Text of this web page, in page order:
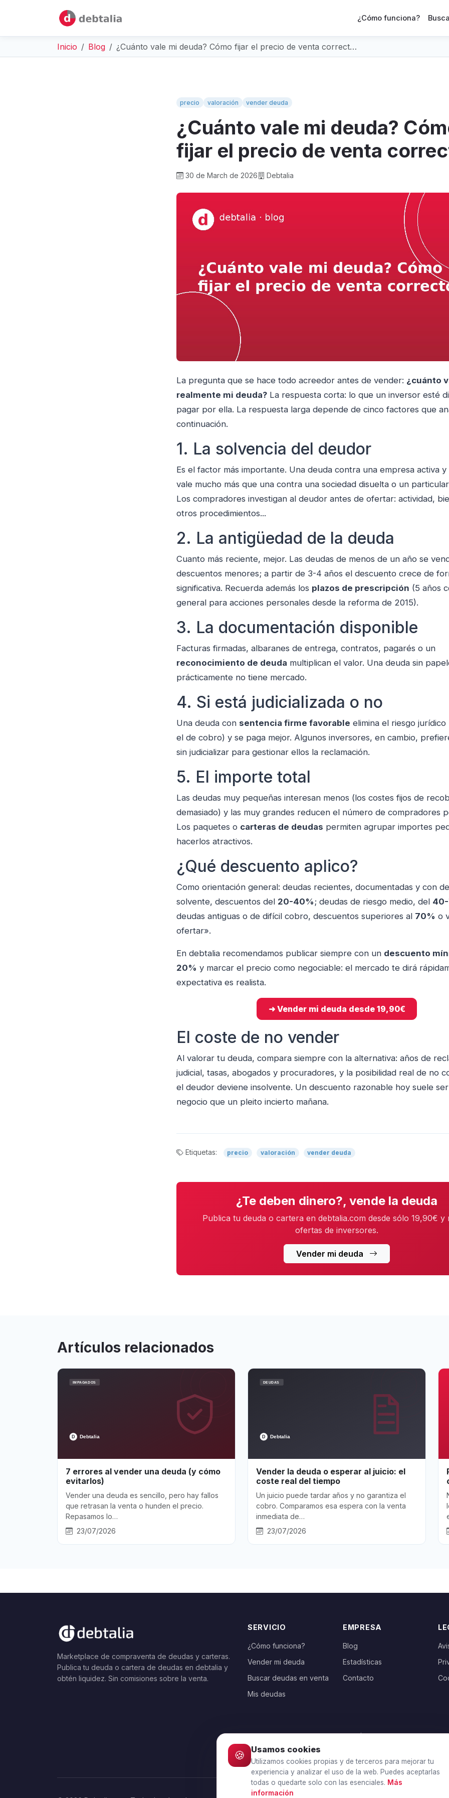
¿Cómo funciona?
Inicio Blog ¿Cuánto vale mi deuda? Cómo fijar el precio de venta correct…
precio valoración vender deuda
¿Cuánto vale mi deuda?
fijar el precio de venta
30 de March de 2026 Debtalia
La pregunta que se hace todo acreedor antes de vender: ¿cuánto
realmente mi deuda?La respuesta corta: lo que un inversor esté
pagar por ella. La respuesta larga depende de cinco factores que
continuación.
1. La solvencia del deudor
Es el factor más importante. Una deuda contra una empresa activa y
vale mucho más que una contra una sociedad disuelta o un
Los compradores investigan al deudor antes de ofertar: actividad,
otros procedimientos...
2. La antigüedad de la deuda
Cuanto más reciente, mejor. Las deudas de menos de un año se
descuentos menores; a partir de 3-4 años el descuento crece de
significativa. Recuerda además los plazos de prescripción (5 años
general para acciones personales desde la reforma de 2015).
3. La documentación disponible
Facturas firmadas, albaranes de entrega, contratos, pagarés o un
reconocimiento de deuda multiplican el valor. Una deuda sin
prácticamente no tiene mercado.
4. Si está judicializada o no
Una deuda con sentencia firme favorable elimina el riesgo jurídico
el de cobro) y se paga mejor. Algunos inversores, en cambio,
sin judicializar para gestionar ellos la reclamación.
5. El importe total
Las deudas muy pequeñas interesan menos (los costes fijos de
demasiado) y las muy grandes reducen el número de compradores
Los paquetes o carteras de deudas permiten agrupar importes
hacerlos atractivos.
¿Qué descuento aplico?
Como orientación general: deudas recientes, documentadas y con
solvente, descuentos del 20-40% ; deudas de riesgo medio, del
deudas antiguas o de difícil cobro, descuentos superiores al 70% o
ofertar».
En debtalia recomendamos publicar siempre con un descuento
20% y marcar el precio como negociable: el mercado te dirá
expectativa es realista.
➜ Vender mi deuda desde 19,90€
El coste de no vender
Al valorar tu deuda, compara siempre con la alternativa: años de
judicial, tasas, abogados y procuradores, y la posibilidad real de no
el deudor deviene insolvente. Un descuento razonable hoy suele
negocio que un pleito incierto mañana.
Etiquetas: precio valoración vender deuda
¿Te deben dinero?, vende la deuda
Publica tu deuda o cartera en debtalia.com desde sólo 19,90€ y
ofertas de inversores.
Vender mi deuda
Artículos relacionados
7 errores al vender una deuda (y cómo
evitarlos)
Vender una deuda es sencillo, pero hay fallos
que retrasan la venta o hunden el precio.
Repasamos lo…
23/07/2026
Vender la deuda o esperar al juicio: el
coste real del tiempo
Un juicio puede tardar años y no garantiza el
cobro. Comparamos esa espera con la venta
inmediata de…
23/07/2026
Marketplace de compraventa de deudas y carteras.
Publica tu deuda o cartera de deudas en debtalia y
obtén liquidez. Sin comisiones sobre la venta.
SERVICIO
¿Cómo funciona?
Vender mi deuda
Buscar deudas en venta
Mis deudas
EMPRESA
Blog
Estadísticas
Contacto
🇪🇸
🍪 Usamos cookies
Utilizamos cookies propias y de terceros para mejorar tu
experiencia y analizar el uso de la web. Puedes aceptarlas
todas o quedarte solo con las esenciales. Más
información